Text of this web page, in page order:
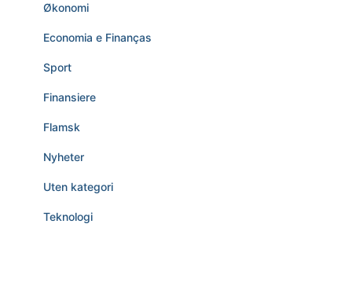
Økonomi
Economia e Finanças
Sport
Finansiere
Flamsk
Nyheter
Uten kategori
Teknologi